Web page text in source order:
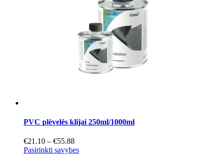
PVC plėvelės klijai 250ml/1000ml
€21.10 – €55.88Price
range:
Pasirinkti savybesThis